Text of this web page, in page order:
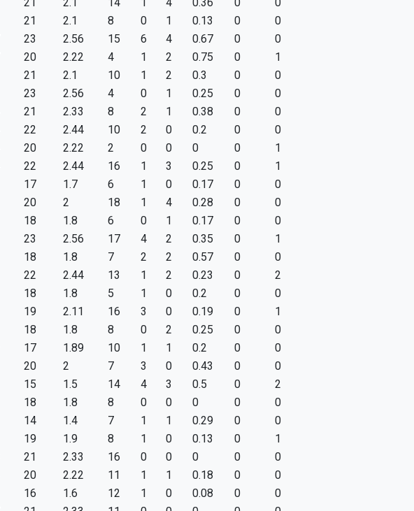
21 2.1 8 0 1 0.13 0
0
23 2.56 15 6 4 0.67 0
0
20 2.22 4 1 2 0.75 0
1
21 2.1 10 1 2 0.3 0
0
23 2.56 4 0 1 0.25 0
0
21 2.33 8 2 1 0.38 0
0
22 2.44 10 2 0 0.2 0
0
20 2.22 2 0 0 0 0
1
22 2.44 16 1 3 0.25 0
1
17 1.7 6 1 0 0.17 0
0
20 2 18 1 4 0.28 0
0
18 1.8 6 0 1 0.17 0
0
23 2.56 17 4 2 0.35 0
1
18 1.8 7 2 2 0.57 0
0
22 2.44 13 1 2 0.23 0
2
18 1.8 5 1 0 0.2 0
0
19 2.11 16 3 0 0.19 0
1
18 1.8 8 0 2 0.25 0
0
17 1.89 10 1 1 0.2 0
0
20 2 7 3 0 0.43 0
0
15 1.5 14 4 3 0.5 0
2
18 1.8 8 0 0 0 0
0
14 1.4 7 1 1 0.29 0
0
19 1.9 8 1 0 0.13 0
1
21 2.33 16 0 0 0 0
0
20 2.22 11 1 1 0.18 0
0
16 1.6 12 1 0 0.08 0
0